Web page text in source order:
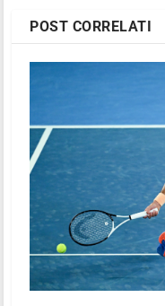
POST CORRELATI